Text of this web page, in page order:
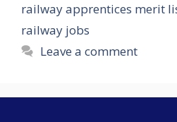
railway apprentices merit
railway jobs
Leave a comment